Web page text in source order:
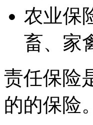
农业保
畜、家
责任保险
的的保险。